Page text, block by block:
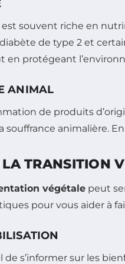
souvent riche en
de type 2 et
en protégeant
ANIMAL
de produits
souffrance animalière.
TRANSITION
végétale peut
pour vous aider à
de s’informer sur les